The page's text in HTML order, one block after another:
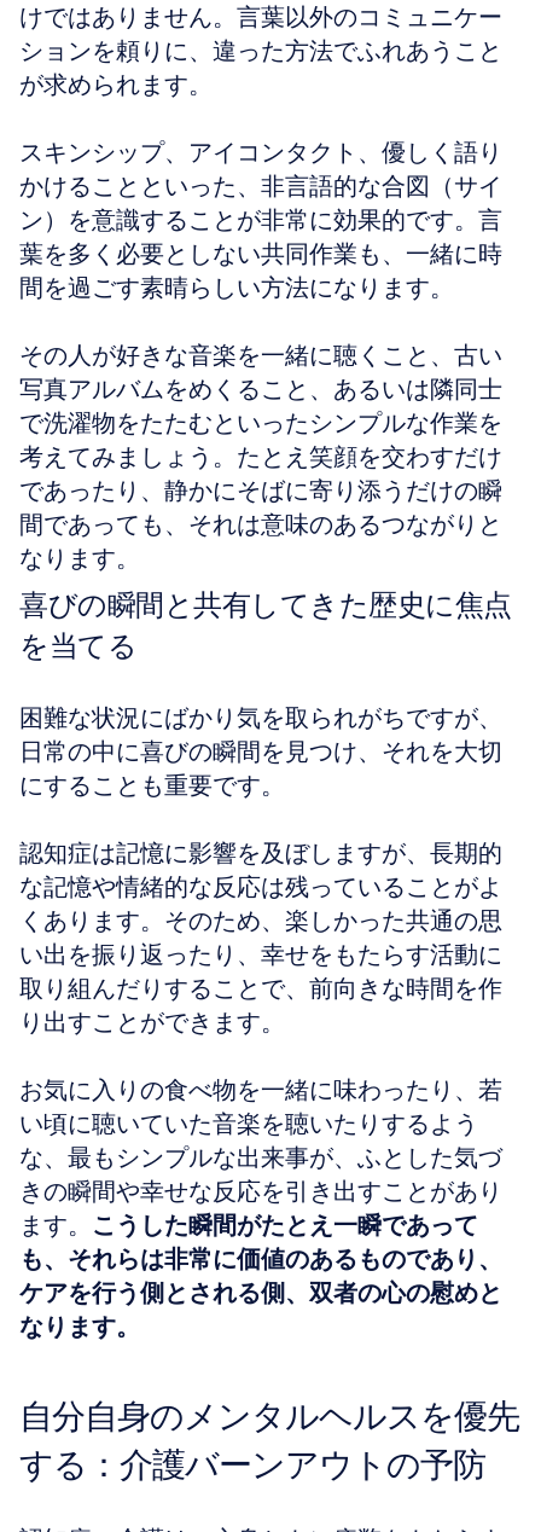
けではありません。言葉以外のコミュニケー
ションを頼りに、違った方法でふれあうこと
が求められます。
スキンシップ、アイコンタクト、優しく語り
かけることといった、非言語的な合図（サイ
ン）を意識することが非常に効果的です。言
葉を多く必要としない共同作業も、一緒に時
間を過ごす素晴らしい方法になります。
その人が好きな音楽を一緒に聴くこと、古い
写真アルバムをめくること、あるいは隣同士
で洗濯物をたたむといったシンプルな作業を
考えてみましょう。たとえ笑顔を交わすだけ
であったり、静かにそばに寄り添うだけの瞬
間であっても、それは意味のあるつながりと
なります。
喜びの瞬間と共有してきた歴史に焦点
を当てる
困難な状況にばかり気を取られがちですが、
日常の中に喜びの瞬間を見つけ、それを大切
にすることも重要です。
認知症は記憶に影響を及ぼしますが、長期的
な記憶や情緒的な反応は残っていることがよ
くあります。そのため、楽しかった共通の思
い出を振り返ったり、幸せをもたらす活動に
取り組んだりすることで、前向きな時間を作
り出すことができます。
お気に入りの食べ物を一緒に味わったり、若
い頃に聴いていた音楽を聴いたりするよう
な、最もシンプルな出来事が、ふとした気づ
きの瞬間や幸せな反応を引き出すことがあり
ます。 こうした瞬間がたとえ一瞬であって
も、それらは非常に価値のあるものであり、
ケアを行う側とされる側、双者の心の慰めと
なります。
自分自身のメンタルヘルスを優先
する：介護バーンアウトの予防